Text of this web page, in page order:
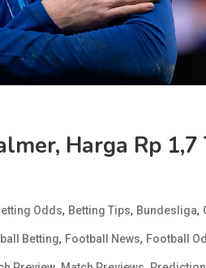
Harga Rp
Odds, Betting Tips, Bundesliga,
Betting, Football News, Football